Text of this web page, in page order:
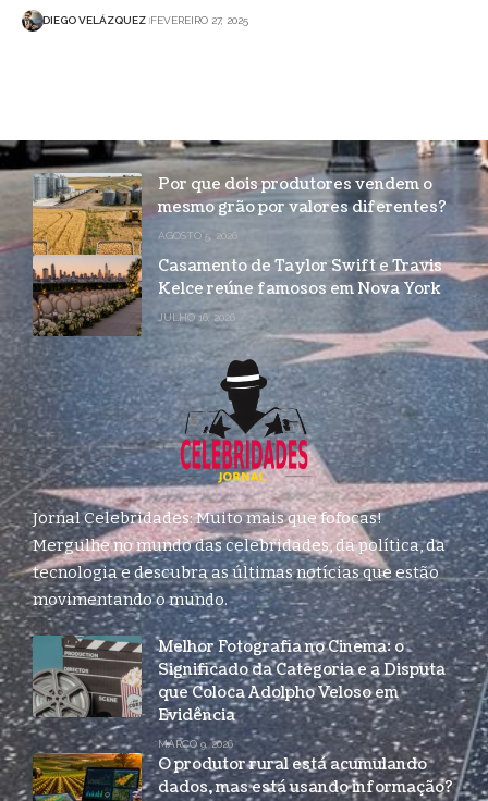
DIEGO VELÁZQUEZ FEVEREIRO 27, 2025
Por que dois produtores vendem o
mesmo grão por valores diferentes?
AGOSTO 5, 2026
Casamento de Taylor Swift e Travis
Kelce reúne famosos em Nova York
JULHO 16, 2026
Jornal Celebridades: Muito mais que fofocas!
Mergulhe no mundo das celebridades, da política, da
tecnologia e descubra as últimas notícias que estão
movimentando o mundo.
Melhor Fotografia no Cinema: o
Significado da Categoria e a Disputa
que Coloca Adolpho Veloso em
Evidência
MARÇO 9, 2026
O produtor rural está acumulando
dados, mas está usando informação?